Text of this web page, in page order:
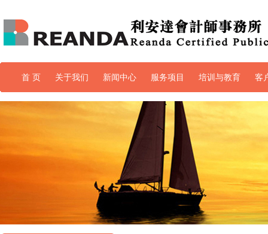
首 页 关于我们 新闻中心 服务项目 培训与教育 客